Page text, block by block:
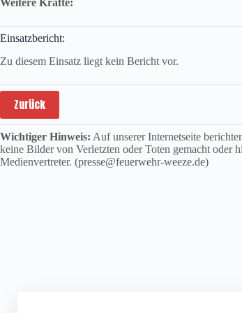
Weitere Kräfte:
Einsatzbericht:
Zu diesem Einsatz liegt kein Bericht vor.
Zurück
Wichtiger Hinweis: Auf unserer Internetseite
keine Bilder von Verletzten oder Toten gemacht oder
Medienvertreter. (presse@feuerwehr-weeze.de)